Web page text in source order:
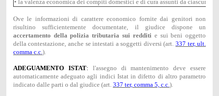
• la valenza economica dei compiti domestici e di cura assunti da ciascun
Ove le informazioni di carattere economico fornite dai genitori non
risultino sufficientemente documentate, il giudice dispone un
accertamento della polizia tributaria sui redditi e sui beni oggetto
della contestazione, anche se intestati a soggetti diversi (art. 337 ter, ult.
comma c.c. ).
ADEGUAMENTO ISTAT: l'assegno di mantenimento deve essere
automaticamente adeguato agli indici Istat in difetto di altro parametro
indicato dalle parti o dal giudice (art. 337 ter, comma 5, c.c. ).